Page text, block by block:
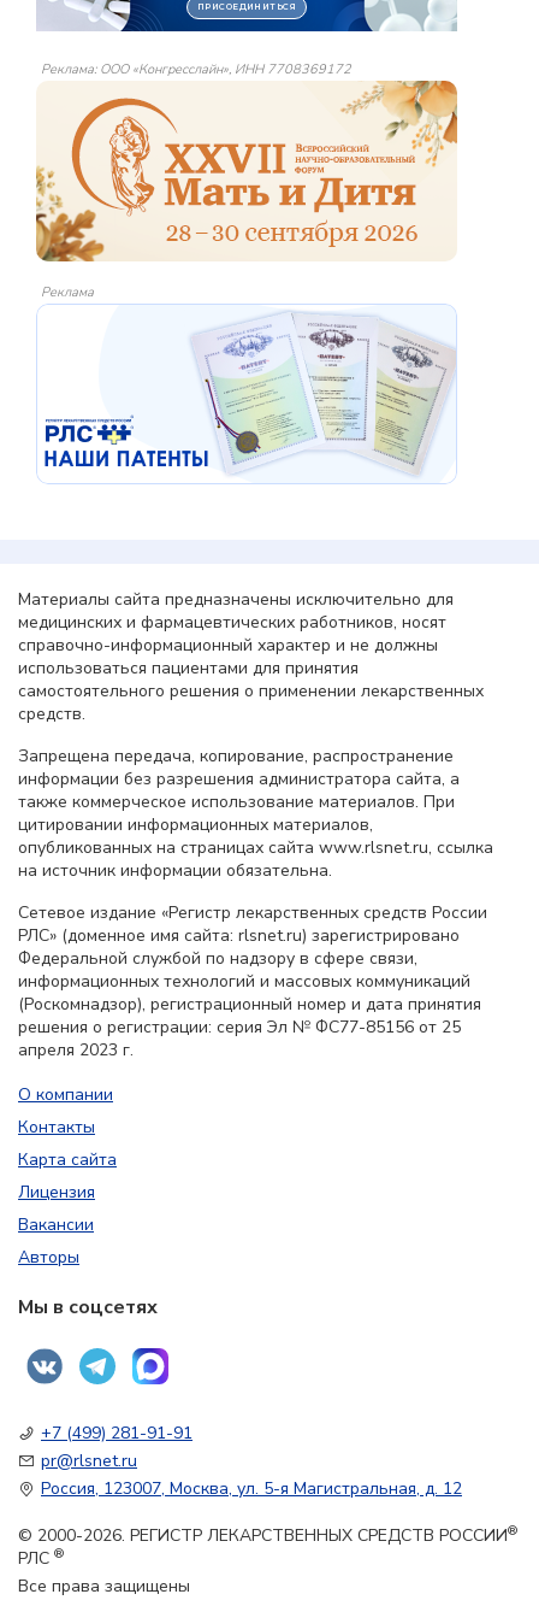
Реклама: ООО «Конгресслайн», ИНН 7708369172
Реклама
Материалы сайта предназначены исключительно для
медицинских и фармацевтических работников, носят
справочно-информационный характер и не должны
использоваться пациентами для принятия
самостоятельного решения о применении лекарственных
средств.
Запрещена передача, копирование, распространение
информации без разрешения администратора сайта, а
также коммерческое использование материалов. При
цитировании информационных материалов,
опубликованных на страницах сайта www.rlsnet.ru, ссылка
на источник информации обязательна.
Сетевое издание «Регистр лекарственных средств России
РЛС» (доменное имя сайта: rlsnet.ru) зарегистрировано
Федеральной службой по надзору в сфере связи,
информационных технологий и массовых коммуникаций
(Роскомнадзор), регистрационный номер и дата принятия
решения о регистрации: серия Эл № ФС77-85156 от 25
апреля 2023 г.
О компании
Контакты
Карта сайта
Лицензия
Вакансии
Авторы
Мы в соцсетях
+7 (499) 281-91-91
pr@rlsnet.ru
Россия, 123007, Москва, ул. 5-я Магистральная, д. 12
© 2000-2026. РЕГИСТР ЛЕКАРСТВЕННЫХ СРЕДСТВ РОССИИ®
РЛС ®
Все права защищены